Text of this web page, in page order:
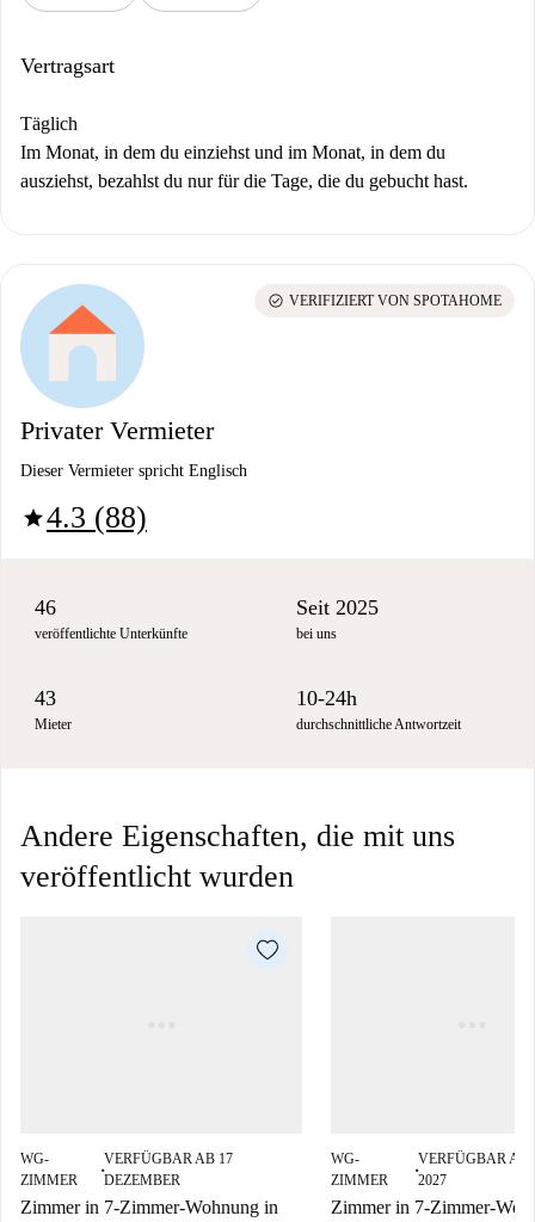
Vertragsart
Täglich
Im Monat, in dem du einziehst und im Monat, in dem du
ausziehst, bezahlst du nur für die Tage, die du gebucht hast.
Privater Vermieter
Dieser Vermieter spricht Englisch
star4.3 (88)
check_circle VERIFIZIERT VON SPOTAHOME
46
veröffentlichte Unterkünfte
Seit 2025
bei uns
43
Mieter
10-24h
durchschnittliche Antwortzeit
Andere Eigenschaften, die mit uns
veröffentlicht wurden
WG-
ZIMMER
■
VERFÜGBAR AB 17
DEZEMBER
Zimmer in 7-Zimmer-Wohnung in
WG-
ZIMMER
■
VERFÜGBAR AB
2027
Zimmer in 7-Zimmer-